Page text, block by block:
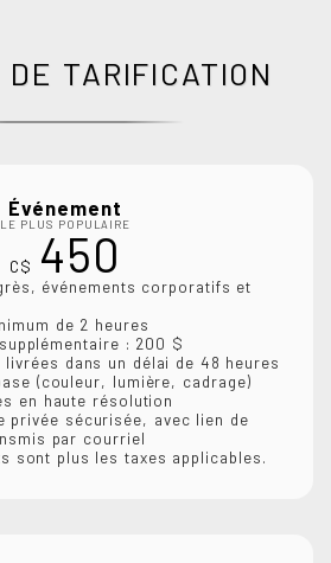
TARIFICATION
Événement
LE PLUS POPULAIRE
C$ 450
événements corporatifs et
de 2 heures
: 200 $
dans un délai de 48 heures
(couleur, lumière, cadrage)
en haute résolution
privée sécurisée, avec lien de
par courriel
sont plus les taxes applicables.